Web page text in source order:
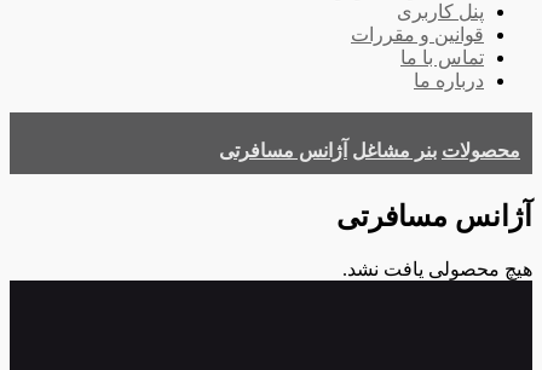
پنل کاربری
قوانین و مقررات
تماس با ما
درباره ما
محصولات بنر مشاغل آژانس مسافرتی
آژانس مسافرتی
هیچ محصولی یافت نشد.